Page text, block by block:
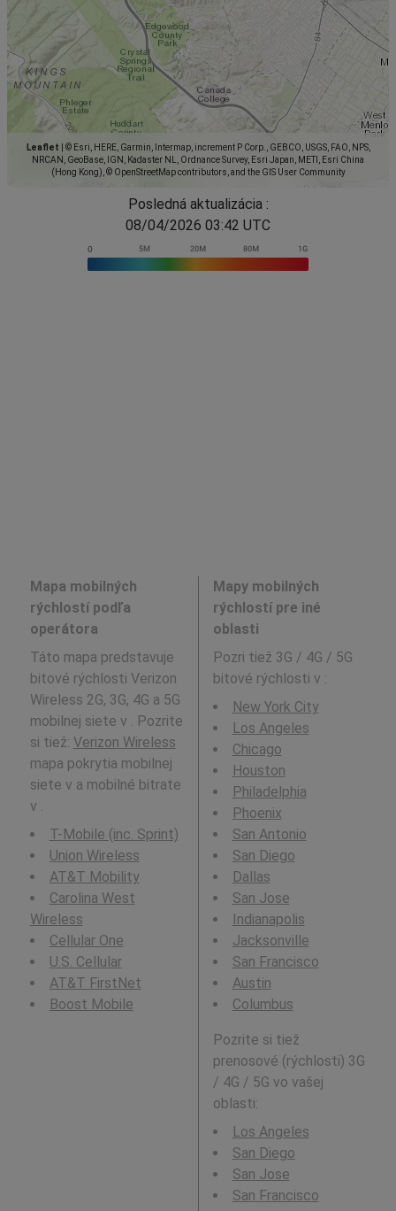
Leaflet
© Esri, HERE, Garmin, Intermap, increment P Corp., GEBCO, USGS, FAO, NPS,
NRCAN, GeoBase, IGN, Kadaster NL, Ordnance Survey, Esri Japan, METI, Esri China
(Hong Kong), © OpenStreetMap contributors, and the GIS User Community
Posledná aktualizácia :
08/04/2026 03:42 UTC
Mapa mobilných
rýchlostí podľa
operátora
Táto mapa predstavuje
bitové rýchlosti Verizon
Wireless 2G, 3G, 4G a 5G
mobilnej siete v . Pozrite
si tiež: Verizon Wireless
mapa pokrytia mobilnej
siete v a mobilné bitrate
v .
T-Mobile (inc. Sprint)
Union Wireless
AT&T Mobility
Carolina West
Wireless
Cellular One
U.S. Cellular
AT&T FirstNet
Boost Mobile
Mapy mobilných
rýchlostí pre iné
oblasti
Pozri tiež 3G / 4G / 5G
bitové rýchlosti v :
New York City
Los Angeles
Chicago
Houston
Philadelphia
Phoenix
San Antonio
San Diego
Dallas
San Jose
Indianapolis
Jacksonville
San Francisco
Austin
Columbus
Pozrite si tiež
prenosové (rýchlosti) 3G
/ 4G / 5G vo vašej
oblasti:
Los Angeles
San Diego
San Jose
San Francisco